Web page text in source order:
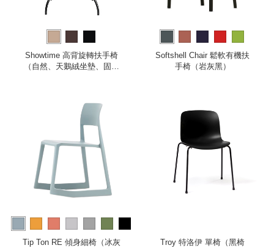
Showtime 高背旋轉扶手椅
（自然、天鵝絨坐墊、固定
Softshell Chair 鬆軟有機扶
手椅（岩灰黑）
more
Tip Ton RE 傾身細椅（冰灰
Troy 特洛伊 單椅（黑椅